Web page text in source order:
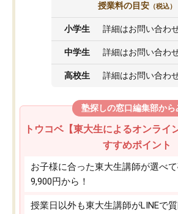
授業料の目安 （税込）
小学生 詳細はお問い合わ
中学生 詳細はお問い合わ
高校生 詳細はお問い合わ
塾探しの窓口編集部から
トウコベ【東大生によるオンライ
すすめポイント
お子様に合った東大生講師が選べ
9,900円から！
授業日以外も東大生講師がLINEで